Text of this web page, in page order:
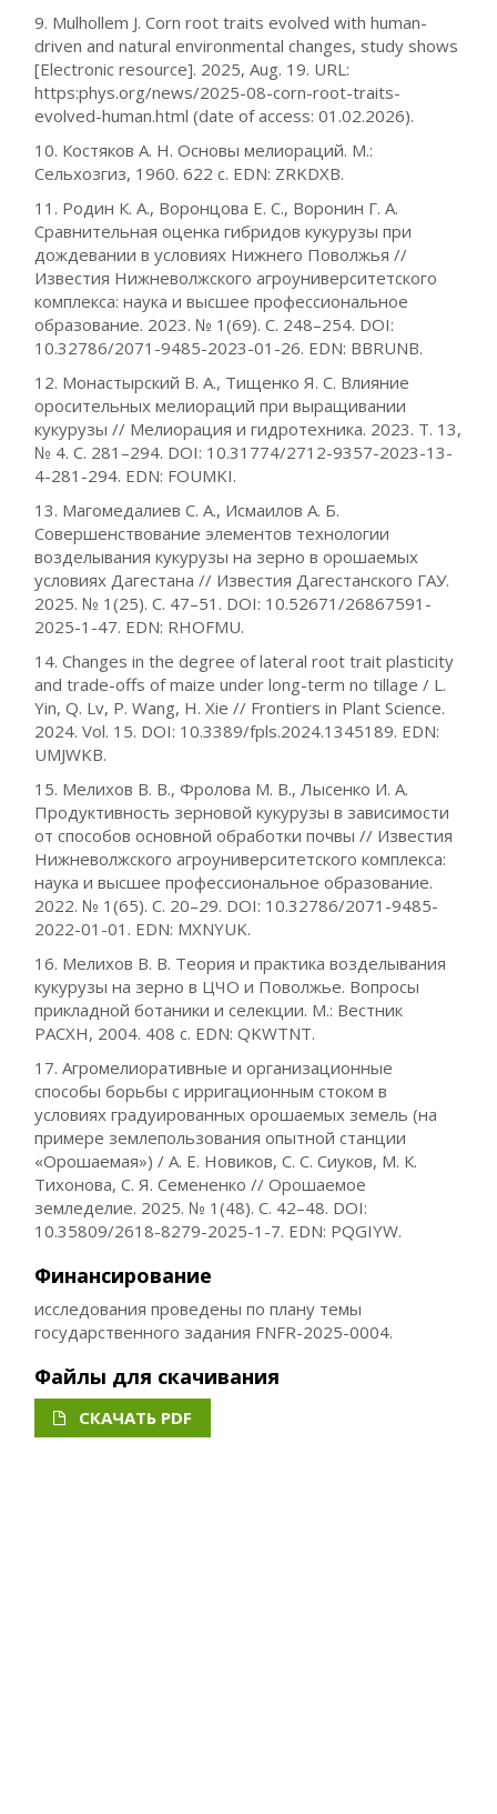
9. Mulhollem J. Corn root traits evolved with human-
driven and natural environmental changes, study shows
[Electronic resource]. 2025, Aug. 19. URL:
https:phys.org/news/2025-08-corn-root-traits-
evolved-human.html (date of access: 01.02.2026).
10. Костяков A. H. Основы мелиораций. M.:
Сельхозгиз, 1960. 622 с. EDN: ZRKDXB.
11. Родин К. А., Воронцова Е. С., Воронин Г. А.
Сравнительная оценка гибридов кукурузы при
дождевании в условиях Нижнего Поволжья //
Известия Нижневолжского агроуниверситетского
комплекса: наука и высшее профессиональное
образование. 2023. № 1(69). С. 248–254. DOI:
10.32786/2071-9485-2023-01-26. EDN: BBRUNB.
12. Монастырский В. А., Тищенко Я. С. Влияние
оросительных мелиораций при выращивании
кукурузы // Мелиорация и гидротехника. 2023. Т. 13,
№ 4. С. 281–294. DOI: 10.31774/2712-9357-2023-13-
4-281-294. EDN: FOUMKI.
13. Магомедалиев С. А., Исмаилов А. Б.
Совершенствование элементов технологии
возделывания кукурузы на зерно в орошаемых
условиях Дагестана // Известия Дагестанского ГАУ.
2025. № 1(25). С. 47–51. DOI: 10.52671/26867591-
2025-1-47. EDN: RHOFMU.
14. Changes in the degree of lateral root trait plasticity
and trade-offs of maize under long-term no tillage / L.
Yin, Q. Lv, P. Wang, H. Xie // Frontiers in Plant Science.
2024. Vol. 15. DOI: 10.3389/fpls.2024.1345189. EDN:
UMJWKB.
15. Мелихов В. В., Фролова М. В., Лысенко И. А.
Продуктивность зерновой кукурузы в зависимости
от способов основной обработки почвы // Известия
Нижневолжского агроуниверситетского комплекса:
наука и высшее профессиональное образование.
2022. № 1(65). С. 20–29. DOI: 10.32786/2071-9485-
2022-01-01. EDN: MXNYUK.
16. Мелихов В. В. Теория и практика возделывания
кукурузы на зерно в ЦЧО и Поволжье. Вопросы
прикладной ботаники и селекции. М.: Вестник
РАСХН, 2004. 408 с. EDN: QKWTNT.
17. Агромелиоративные и организационные
способы борьбы с ирригационным стоком в
условиях градуированных орошаемых земель (на
примере землепользования опытной станции
«Орошаемая») / А. Е. Новиков, С. С. Сиуков, М. К.
Тихонова, С. Я. Семененко // Орошаемое
земледелие. 2025. № 1(48). С. 42–48. DOI:
10.35809/2618-8279-2025-1-7. EDN: PQGIYW.
Финансирование
исследования проведены по плану темы
государственного задания FNFR-2025-0004.
Файлы для скачивания
СКАЧАТЬ PDF